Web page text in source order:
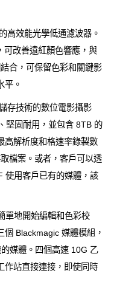
高效能光學低通濾波器。
可改善遠紅顏色響應，與
合，可保留色彩和關鍵影
平。
存技術的數位電影攝影
堅固耐用，並包含 8TB 的
高解析度和格速率錄製數
檔案。或者，客戶可以透
使用客戶已有的媒體，該
單地開始編輯和色彩校
Blackmagic 媒體模組，
媒體。四個高速 10G 乙
作站直接連接，即使同時